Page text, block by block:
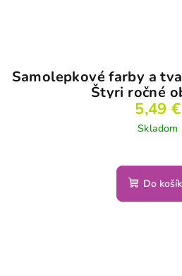
Samolepkové farby a
Štyri ročné
5,49 €
Skladom
Do